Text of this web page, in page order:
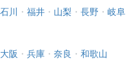
石川 ・ 福井 ・ 山梨 ・ 長野 ・ 岐阜
大阪 ・ 兵庫 ・ 奈良 ・ 和歌山